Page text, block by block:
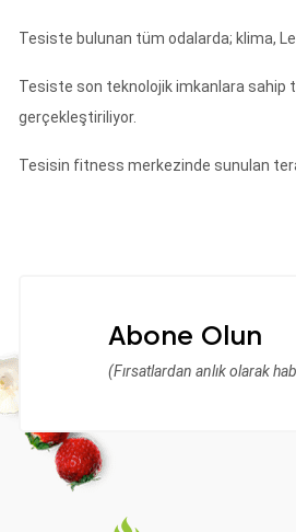
Tesiste bulunan tüm odalarda; klima,
Tesiste son teknolojik imkanlara sahip
gerçekleştiriliyor.
Tesisin fitness merkezinde sunulan
Abone Olun
(Fırsatlardan anlık olarak